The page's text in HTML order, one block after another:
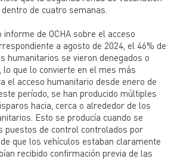
de cuatro semanas.
informe de OCHA sobre el acceso
a agosto de 2024, el 46% de
humanitarios se vieron denegados o
lo que lo convierte en el mes más
el acceso humanitario desde enero de
período, se han producido múltiples
hacia, cerca o alrededor de los
Esto se producía cuando se
puestos de control controlados por
que los vehículos estaban claramente
recibido confirmación previa de las